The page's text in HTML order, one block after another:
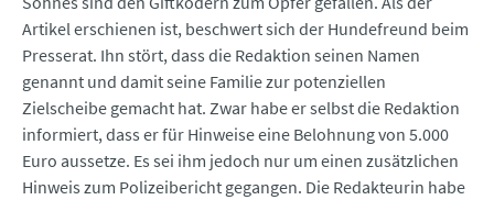
Artikel erschienen ist, beschwert sich der Hundefreund beim
Presserat. Ihn stört, dass die Redaktion seinen Namen
genannt und damit seine Familie zur potenziellen
Zielscheibe gemacht hat. Zwar habe er selbst die Redaktion
informiert, dass er für Hinweise eine Belohnung von 5.000
Euro aussetze. Es sei ihm jedoch nur um einen zusätzlichen
Hinweis zum Polizeibericht gegangen. Die Redakteurin habe